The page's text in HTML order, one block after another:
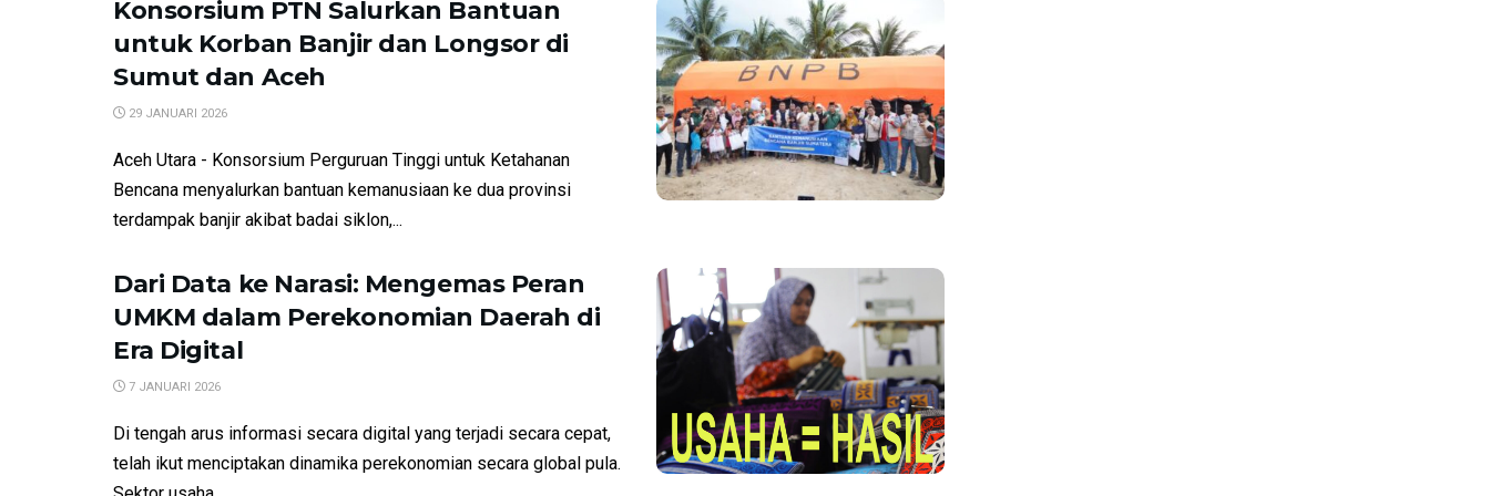
Konsorsium PTN Salurkan Bantuan
untuk Korban Banjir dan Longsor di
Sumut dan Aceh
29 JANUARI 2026
Aceh Utara - Konsorsium Perguruan Tinggi untuk Ketahanan
Bencana menyalurkan bantuan kemanusiaan ke dua provinsi
terdampak banjir akibat badai siklon,...
Dari Data ke Narasi: Mengemas Peran
UMKM dalam Perekonomian Daerah di
Era Digital
7 JANUARI 2026
Di tengah arus informasi secara digital yang terjadi secara cepat,
telah ikut menciptakan dinamika perekonomian secara global pula.